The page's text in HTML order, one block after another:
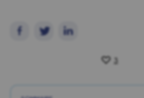
3